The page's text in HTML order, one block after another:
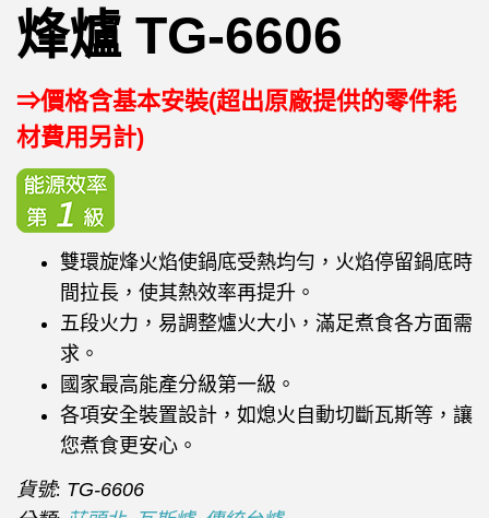
烽爐 TG-6606
⇒價格含基本安裝(超出原廠提供的零件耗
材費用另計)
雙環旋烽火焰使鍋底受熱均勻，火焰停留鍋底時
間拉長，使其熱效率再提升。
五段火力，易調整爐火大小，滿足煮食各方面需
求。
國家最高能產分級第一級。
各項安全裝置設計，如熄火自動切斷瓦斯等，讓
您煮食更安心。
貨號: TG-6606